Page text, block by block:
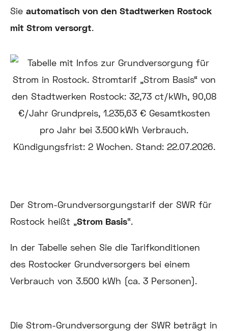
Sie automatisch von den Stadtwerken Rostock
mit Strom versorgt.
Der Strom-Grundversorgungstarif der SWR für
Rostock heißt „Strom Basis“.
In der Tabelle sehen Sie die Tarifkonditionen
des Rostocker Grundversorgers bei einem
Verbrauch von 3.500 kWh (ca. 3 Personen).
Die Strom-Grundversorgung der SWR beträgt in